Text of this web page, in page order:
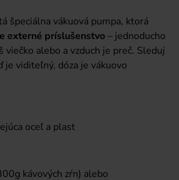
špeciálna vákuová pumpa, ktorá
externé príslušenstvo– jednoducho
viečko alebo a vzduch je preč. Sleduj
je viditeľný, dóza je vákuovo
oceľ a plast
kávových zŕn) alebo